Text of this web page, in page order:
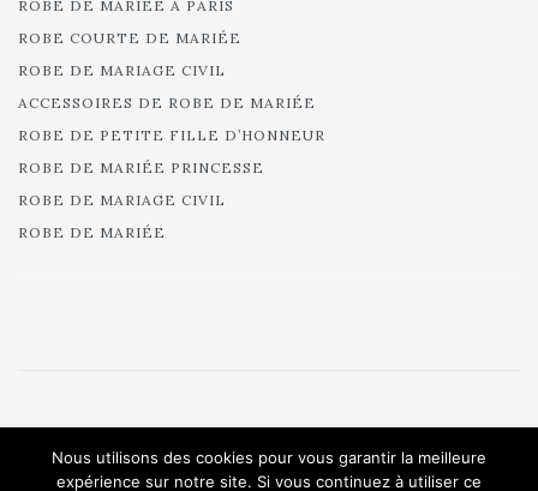
ROBE DE MARIÉE À PARIS
ROBE COURTE DE MARIÉE
ROBE DE MARIAGE CIVIL
ACCESSOIRES DE ROBE DE MARIÉE
ROBE DE PETITE FILLE D’HONNEUR
ROBE DE MARIÉE PRINCESSE
ROBE DE MARIAGE CIVIL
ROBE DE MARIÉE
All rights reserved.
Nous utilisons des cookies pour vous garantir la meilleure
expérience sur notre site. Si vous continuez à utiliser ce